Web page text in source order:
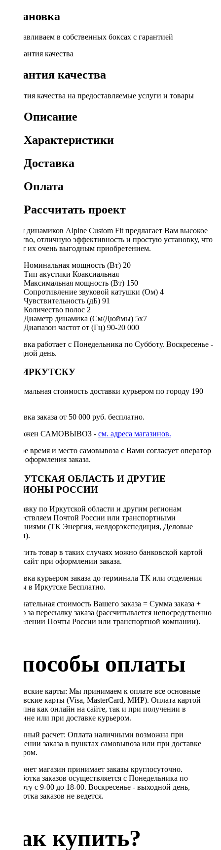
Установка
Устанавливаем в собственных боксах с гарантией
Гарантия качества
Гарантия качества на предоставляемые услуги и товары
Описание
Характеристики
Доставка
Оплата
Рассчитать проект
Серия динамиков Alpine Custom Fit предлагает Вам высокое
качество, отличную эффективность и простую установку, что
делает их очень выгодным приобретением.
Номинальная мощность (Вт) 20
Тип акустики Коаксиальная
Максимальная мощность (Вт) 150
Сопротивление звуковой катушки (Ом) 4
Чувствительность (дБ) 91
Количество полос 2
Диаметр динамика (См/Дюймы) 5x7
Диапазон частот от (Гц) 90-20 000
Доставка работает с Понедельника по Субботу. Воскресенье -
выходной день.
ПО ИРКУТСКУ
Минимальная стоимость доставки курьером по городу 190
Доставка заказа от 50 000 руб. бесплатно.
Возможен САМОВЫВОЗ - см. адреса магазинов.
Точное время и место самовывоза с Вами согласует оператор
после оформления заказа.
ИРКУТСКАЯ ОБЛАСТЬ И ДРУГИЕ
РЕГИОНЫ РОССИИ
Отправку по Иркутской области и другим регионам
осуществляем Почтой России или транспортными
компаниями (ТК Энергия, желдорэкспедиция, Деловые
линии).
Оплатить товар в таких случаях можно банковской картой
через сайт при оформлении заказа.
Доставка курьером заказа до терминала ТК или отделения
Почты в Иркутске Бесплатно.
Окончательная стоимость Вашего заказа = Сумма заказа +
Тариф за пересылку заказа (рассчитывается непосредственно
в отделении Почты России или транспортной компании).
Способы оплаты
Банковские карты: Мы принимаем к оплате все основные
банковские карты (Visa, MasterCard, МИР). Оплата картой
доступна как онлайн на сайте, так и при получении в
магазине или при доставке курьером.
Наличный расчет: Оплата наличными возможна при
получении заказа в пунктах самовывоза или при доставке
курьером.
Интернет магазин принимает заказы круглосуточно.
Обработка заказов осуществляется с Понедельника по
Субботу с 9-00 до 18-00. Воскресенье - выходной день,
обработка заказов не ведется.
Как купить?